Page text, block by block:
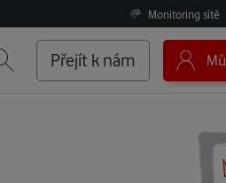
Monitoring sítě
VyhledáváníPřejít k nám